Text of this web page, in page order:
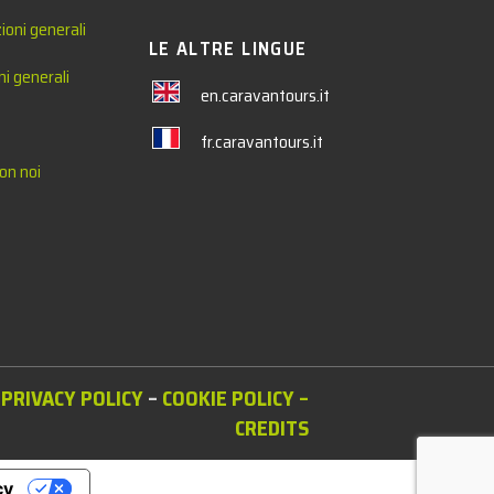
generali
generali
noi
LE ALTRE LINGUE
en.caravantours.it
fr.caravantours.it
PRIVACY POLICY– COOKIE POLICY–
CREDITS